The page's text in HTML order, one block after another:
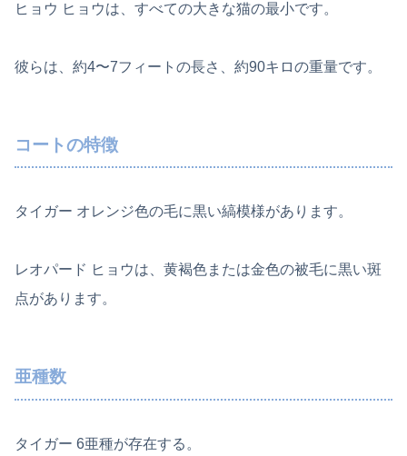
ヒョウ ヒョウは、すべての大きな猫の最小です。
彼らは、約4〜7フィートの長さ、約90キロの重量です。
コートの特徴
タイガー オレンジ色の毛に黒い縞模様があります。
レオパード ヒョウは、黄褐色または金色の被毛に黒い斑
点があります。
亜種数
タイガー 6亜種が存在する。